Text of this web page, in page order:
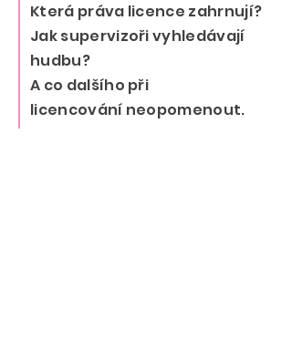
Která práva licence zahrnují?
Jak supervizoři vyhledávají
hudbu?
A co dalšího při
licencování neopomenout.